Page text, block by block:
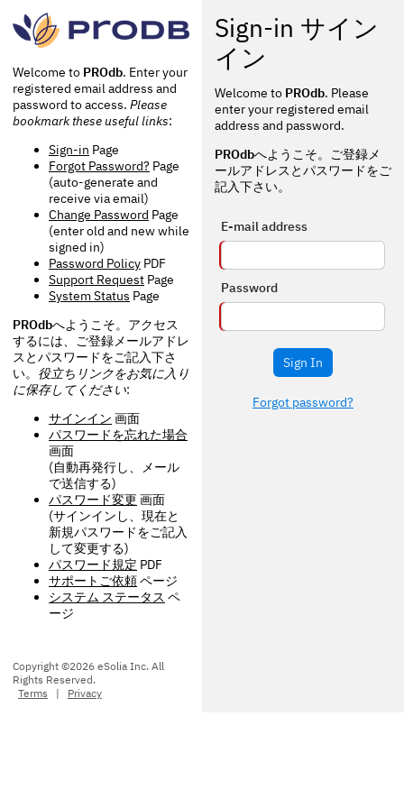
Welcome to PROdb. Enter your
registered email address and
password to access. Please
bookmark these useful links:
Sign-in Page
Forgot Password? Page
(auto-generate and
receive via email)
Change Password Page
(enter old and new while
signed in)
Password Policy PDF
Support Request Page
System Status Page
PROdbへようこそ。アクセス
するには、ご登録メールアドレ
スとパスワードをご記入下さ
い。 役立ちリンクをお気に入り
に保存してください:
サインイン 画面
パスワードを忘れた場合
画面
(自動再発行し、メール
で送信する)
パスワード変更 画面
(サインインし、現在と
新規パスワードをご記入
して変更する)
パスワード規定 PDF
サポートご依頼ページ
システム ステータス ペ
ージ
Sign-in サイン
イン
Welcome to PROdb. Please
enter your registered email
address and password.
PROdbへようこそ。ご登録メ
ールアドレスとパスワードをご
記入下さい。
E-mail address
Password
Sign In
Forgot password?
Copyright ©2026 eSolia Inc. All
Rights Reserved.
Terms
| Privacy